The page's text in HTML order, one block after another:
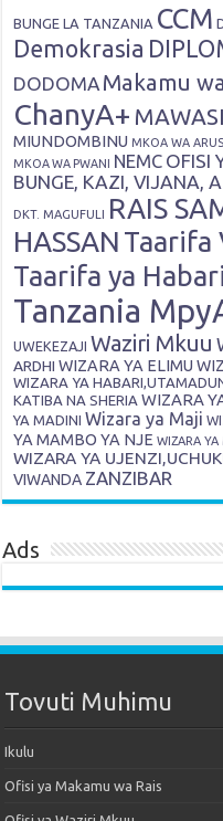
BUNGE LA TANZANIA CCM
Demokrasia
DODOMA Makamu
ChanyA+
MIUNDOMBINU MKOA WA
MKOA WA PWANI NEMC OFISI
BUNGE, KAZI, VIJANA,
DKT. MAGUFULI RAIS
HASSAN Taarifa
Taarifa ya Habari
Tanzania
UWEKEZAJI Waziri Mkuu
ARDHI WIZARA YA ELIMU
WIZARA YA
KATIBA NA SHERIA WIZARA
YA MADINI Wizara ya Maji
YA MAMBO YA NJE WIZARA
WIZARA YA
VIWANDA ZANZIBAR
Ads
Tovuti Muhimu
Ikulu
Ofisi ya Makamu wa Rais